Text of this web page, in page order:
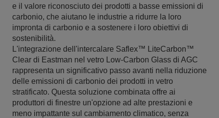
e il valore riconosciuto dei prodotti a basse emissioni di
carbonio, che aiutano le industrie a ridurre la loro
impronta di carbonio e a sostenere i loro obiettivi di
sostenibilità.
L'integrazione dell'intercalare Saflex™ LiteCarbon™
Clear di Eastman nel vetro Low-Carbon Glass di AGC
rappresenta un significativo passo avanti nella riduzione
delle emissioni di carbonio dei prodotti in vetro
stratificato. Questa soluzione combinata offre ai
produttori di finestre un'opzione ad alte prestazioni e
meno impattante sul cambiamento climatico, senza